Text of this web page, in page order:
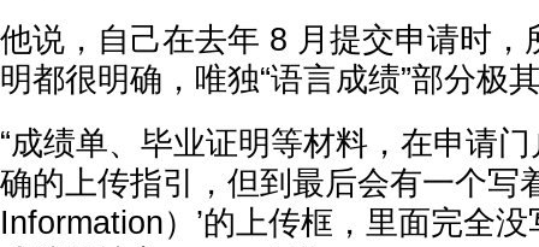
他说，自己在去年 8 月提交申请时，
明都很明确，唯独“语言成绩”部分极
“成绩单、毕业证明等材料，在申请
确的上传指引，但到最后会有一个写
Information）’的上传框，里面完全